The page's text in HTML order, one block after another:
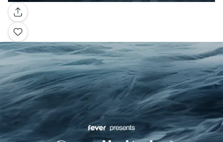
Galerie